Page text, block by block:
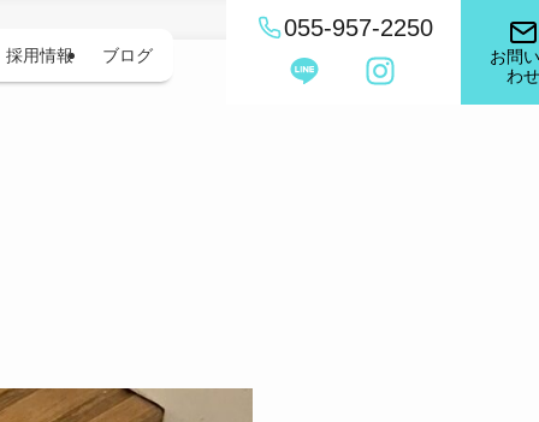
採用情報 ブログ
055-957-2250
お問
わせ